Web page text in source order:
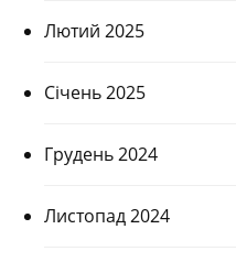
Лютий 2025
Січень 2025
Грудень 2024
Листопад 2024